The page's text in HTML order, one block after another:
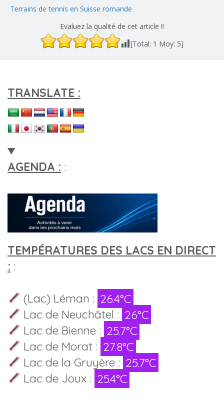
Terrains de tennis en Suisse romande
Evaluez la qualité de cet article !!
[Total: 1 Moy: 5]
TRANSLATE :
AGENDA : :
TEMPÉRATURES DES LACS EN DIRECT
: :
(Lac) Léman : 26.4°C
Lac de Neuchâtel : 26°C
Lac de Bienne : 25.7°C
Lac de Morat : 27.8°C
Lac de la Gruyère : 25.7°C
Lac de Joux : 25.4°C